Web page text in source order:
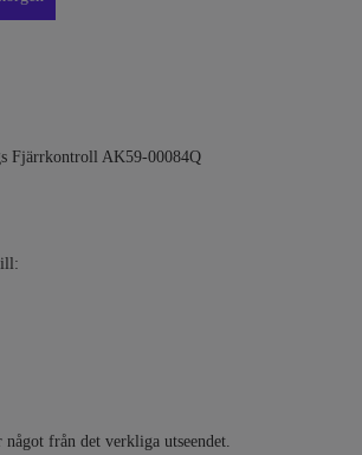
Fjärrkontroll AK59-00084Q
från det verkliga utseendet.